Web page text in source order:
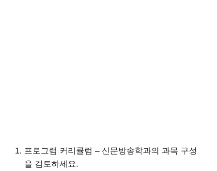
프로그램 커리큘럼 – 신문방송학과의 과목 구성
을 검토하세요.